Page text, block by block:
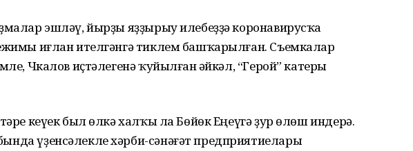
эшләү, йырҙы яҙҙырыу илебеҙҙә коронавирусҡа
иғлан ителгәнгә тиклем башҡарылған. Съемкалар
Чкалов иҫтәлегенә ҡуйылған һәйкәл, “Герой” катеры
кеүек был өлкә халҡы ла Бөйөк Еңеүгә ҙур өлөш индерә.
үҙенсәлекле хәрби-сәнәғәт предприятиелары